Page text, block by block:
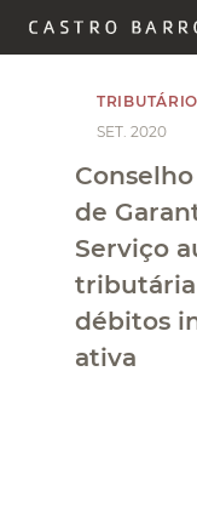
TRIBUTÁRIO
SET. 2020
de
Serviço
tributária
débitos
ativa